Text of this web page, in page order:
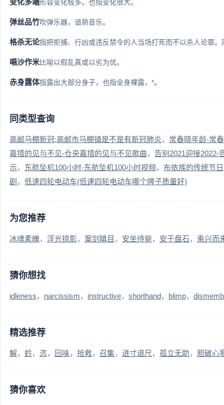
变化多端形容变化极多。也指变化很大。
弹丝品竹吹弹乐器，谙熟音乐。
格杀无论指把拒捕、行凶或违反禁令的人当场打死而不以杀人论罪。
唱沙作米比喻以假乱真或以劣为优。
赤身露体指露出大部分身子，也指全身裸露，*。
同类型查询
高邮马棚新冠;高邮市马棚镇是不是有新冠肺炎
常春晓年龄-常
嘉措的见与不见-仓央嘉措的见与不见歌曲
告别2021迎接2022-
示
东航坠机100小时-东航坠机100小时视频
布依族的传统节
剧
低速四轮电动车(低速四轮电动车哪个牌子质量好)
为您推荐
冰魂素魄 浮光掠影 案剑瞋目 安坐待毙 安于盘石 乘兴而
猜你想找
idleness narcissism instructive shorthand blimp
精选推荐
解 蚙 恣 回味 抢救 召集 进寸退尺 孤立无助 胆破心
猜你喜欢